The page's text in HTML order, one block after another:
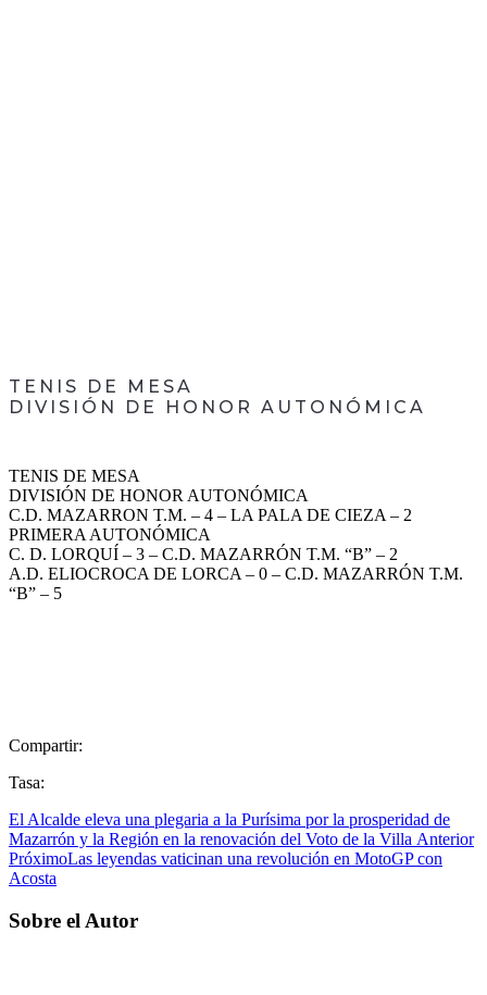
TENIS DE MESA
DIVISIÓN DE HONOR AUTONÓMICA
TENIS DE MESA
DIVISIÓN DE HONOR AUTONÓMICA
C.D. MAZARRON T.M. – 4 – LA PALA DE CIEZA – 2
PRIMERA AUTONÓMICA
C. D. LORQUÍ – 3 – C.D. MAZARRÓN T.M. “B” – 2
A.D. ELIOCROCA DE LORCA – 0 – C.D. MAZARRÓN T.M.
“B” – 5
Compartir:
Tasa:
El Alcalde eleva una plegaria a la Purísima por la prosperidad de
Mazarrón y la Región en la renovación del Voto de la Villa Anterior
PróximoLas leyendas vaticinan una revolución en MotoGP con
Acosta
Sobre el Autor